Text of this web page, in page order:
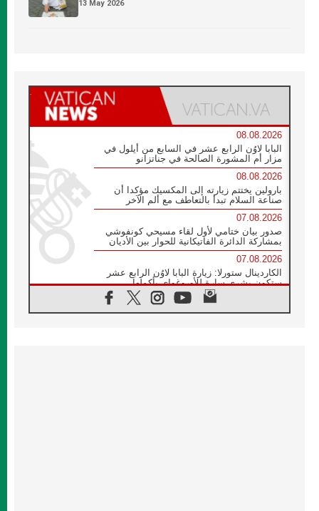
13 May 2026
08.08.2026
البابا لاوُن الرابع عشر في السابع من أيلول في
مزار أم المشورة الصالحة في جناتزانو
08.08.2026
بارولين يختتم زيارته إلى المكسيك مؤكدا أن
صناعة السلام تبدأ بالتعاطف مع ألم الآخر
07.08.2026
صدور بيان ختامي لأول لقاء مسيحي كونفوشي
بمشاركة الدائرة الفاتيكانية للحوار بين الأديان
07.08.2026
الكاردينال ستورلا: زيارة البابا لاوُن الرابع عشر
ستكون بشرى سارة للأوروغواي بأكملها
الفاتيكان يعلن برنامج الزيارة الرسولية للبابا لاوُن